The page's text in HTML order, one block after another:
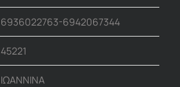
6936022763-6942067344
45221
ΙΩΑΝΝΙΝΑ